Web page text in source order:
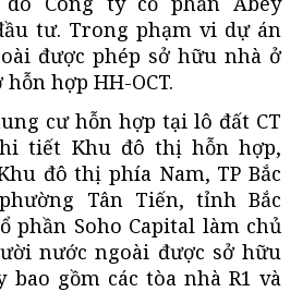
tư. Trong phạm vi dự án
được phép sở hữu nhà ở
hợp HH-OCT.
cư hỗn hợp tại lô đất CT
tiết Khu đô thị hỗn hợp,
đô thị phía Nam, TP Bắc
Tân Tiến, tỉnh Bắc
phần Soho Capital làm chủ
nước ngoài được sở hữu
gồm các tòa nhà R1 và